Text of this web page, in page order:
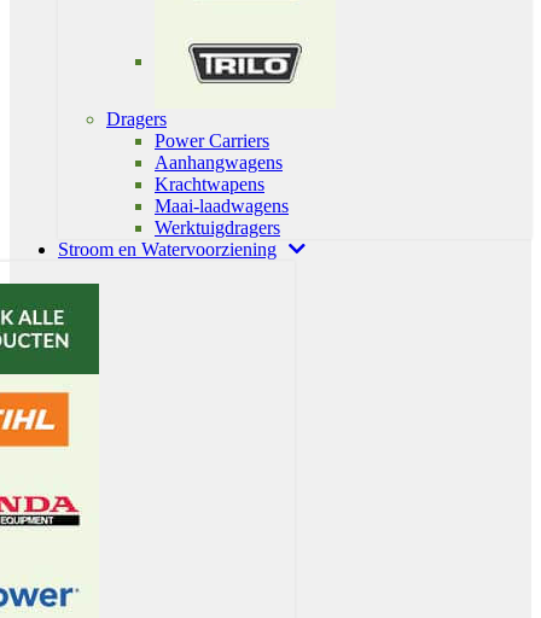
Dragers
Power Carriers
Aanhangwagens
Krachtwapens
Maai-laadwagens
Werktuigdragers
Stroom en Watervoorziening